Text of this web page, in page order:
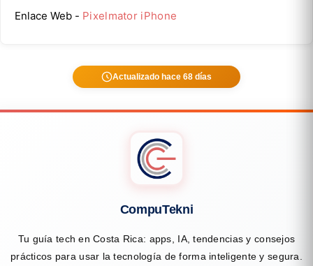
Enlace Web - Pixelmator iPhone
Actualizado hace 68 días
CompuTekni
Tu guía tech en Costa Rica: apps, IA, tendencias y consejos
prácticos para usar la tecnología de forma inteligente y segura.